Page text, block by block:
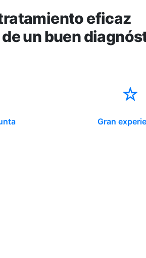
eficaz
un buen
Gran